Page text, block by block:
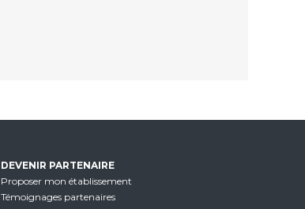
DEVENIR PARTENAIRE
Proposer mon établissement
Témoignages partenaires